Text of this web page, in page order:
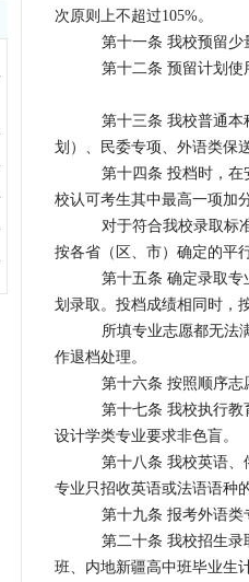
次原则上不超过105%。
第十一条 我校预留少
第十二条 预留计划
第十三条 我校普通
划）、民委专项、外语类保
第十四条 投档时，
校认可考生其中最高一项加
对于符合我校录取标
按各省（区、市）确定的平
第十五条 确定录取
划录取。投档成绩相同时，
所填专业志愿都无法
作退档处理。
第十六条 按照顺序
第十七条 我校执行
设计学类专业要求非色盲。
第十八条 我校英语
专业只招收英语或法语语种
第十九条 报考外语
第二十条 我校招生
班、内地新疆高中班毕业生